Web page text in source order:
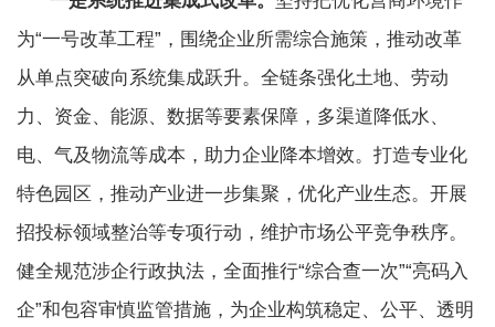
为“一号改革工程”，围绕企业所需综合施策，推动改革
从单点突破向系统集成跃升。全链条强化土地、劳动
力、资金、能源、数据等要素保障，多渠道降低水、
电、气及物流等成本，助力企业降本增效。打造专业化
特色园区，推动产业进一步集聚，优化产业生态。开展
招投标领域整治等专项行动，维护市场公平竞争秩序。
健全规范涉企行政执法，全面推行“综合查一次”“亮码入
企”和包容审慎监管措施，为企业构筑稳定、公平、透明